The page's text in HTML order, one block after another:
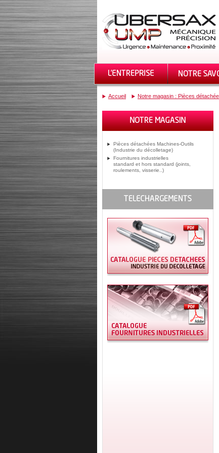
Accueil Notre magasin : Pièces
Pièces détachées Machines-Outils
(Industrie du décolletage)
Fournitures industrielles
standard et hors standard (joints,
roulements, visserie..)